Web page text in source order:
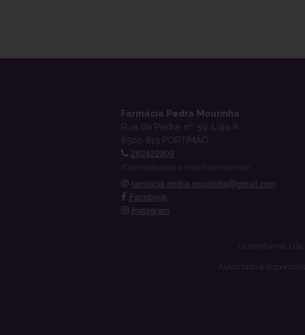
Farmácia Pedra Mourinha
Rua da Pedra, nº 59, Loja A
8500-815 PORTIMÃO
282422909
(Chamada para a rede fixa nacional)
farmacia.pedra.mourinha@gmail.com
Facebook
Instagram
Oceanifarma,
Autorizado a